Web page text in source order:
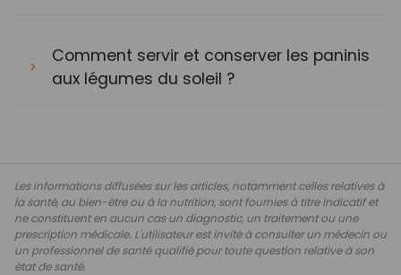
Comment servir et conserver les paninis
aux légumes du soleil ?
Les informations diffusées sur les articles, notamment celles relatives à
la santé, au bien-être ou à la nutrition, sont fournies à titre indicatif et
ne constituent en aucun cas un diagnostic, un traitement ou une
prescription médicale. L'utilisateur est invité à consulter un médecin ou
un professionnel de santé qualifié pour toute question relative à son
état de santé.